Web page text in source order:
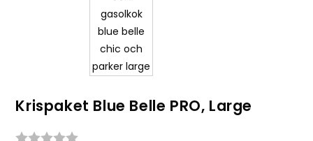
Krispaket Blue Belle PRO, Large